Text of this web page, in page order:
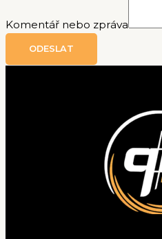
Komentář nebo zpráva
ODESLAT